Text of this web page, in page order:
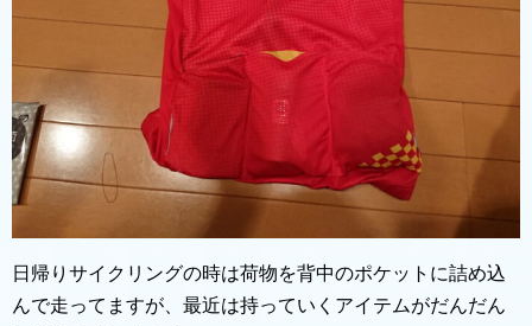
日帰りサイクリングの時は荷物を背中のポケットに詰め込
んで走ってますが、最近は持っていくアイテムがだんだん